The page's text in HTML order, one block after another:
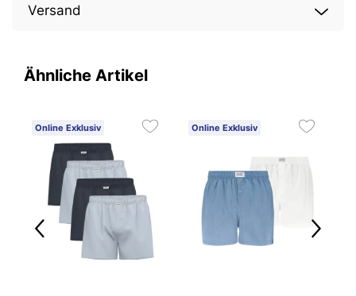
Versand
Ähnliche Artikel
Online Exklusiv Online Exklusiv